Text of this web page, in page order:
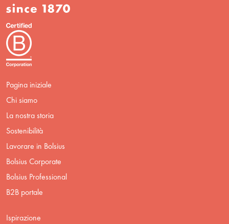
Pagina iniziale
Chi siamo
La nostra storia
Sostenibilità
Lavorare in Bolsius
Bolsius Corporate
Bolsius Professional
B2B portale
Ispirazione